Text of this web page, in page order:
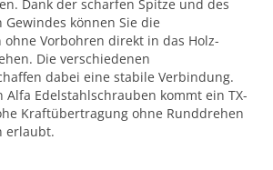
Dank der scharfen Spitze und des
können Sie die
Vorbohren direkt in das Holz-
Die verschiedenen
dabei eine stabile Verbindung.
Alfa Edelstahlschrauben kommt ein TX-
Kraftübertragung ohne Runddrehen
erlaubt.